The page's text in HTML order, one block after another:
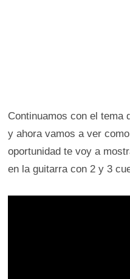
Continuamos con el tema
y ahora vamos a ver
oportunidad te voy a
en la guitarra con 2 y 3